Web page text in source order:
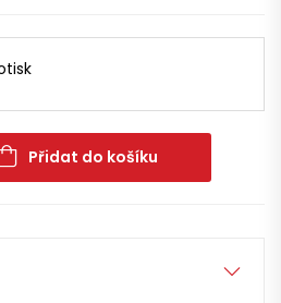
Přidat do košíku